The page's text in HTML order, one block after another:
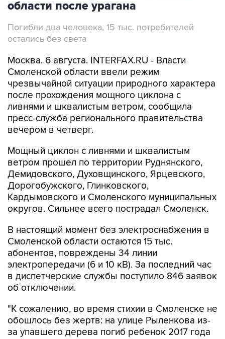
Погибли два человека, 15 тыс. потребителей
Москва. 6 августа. INTERFAX.RU - Власти
чрезвычайной ситуации природного характера
после прохождения мощного циклона с
ливнями и шквалистым ветром, сообщила
пресс-служба регионального правительства
вечером в четверг.
Мощный циклон с ливнями и шквалистым
Демидовского, Духовщинского, Ярцевского,
Дорогобужского, Глинковского,
Кардымовского и Смоленского муниципальных
округов. Сильнее всего пострадал Смоленск.
В настоящий момент без электроснабжения в
абонентов, повреждены 34 линии
электропередачи (6 и 10 кВ). За последний час
в диспетчерские службы поступило 846 заявок
об отключении.
"К сожалению, во время стихии в Смоленске не
за упавшего дерева погиб ребенок 2017 года
рождения, а в Лопатинском саду - женщина
1960 года рождения", - говорится в сообщении.